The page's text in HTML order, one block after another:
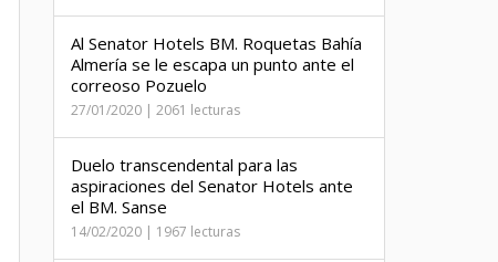
Al Senator Hotels BM. Roquetas Bahía
Almería se le escapa un punto ante el
correoso Pozuelo
27/01/2020 | 2061 lecturas
Duelo transcendental para las
aspiraciones del Senator Hotels ante
el BM. Sanse
14/02/2020 | 1967 lecturas